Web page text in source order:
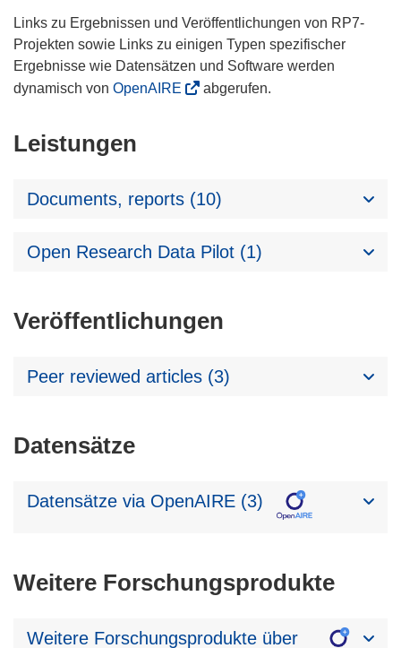
Links zu Ergebnissen und Veröffentlichungen von RP7-
Projekten sowie Links zu einigen Typen spezifischer
Ergebnisse wie Datensätzen und Software werden
dynamisch von OpenAIRE abgerufen.
Leistungen
Documents, reports (10)
Open Research Data Pilot (1)
Veröffentlichungen
Peer reviewed articles (3)
Datensätze
Datensätze via OpenAIRE (3)
Weitere Forschungsprodukte
Weitere Forschungsprodukte über